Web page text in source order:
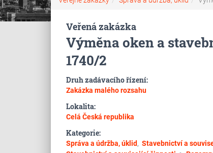
Veřená zakázka
Výměna oken a
1740/2
Druh zadávacího řízení:
Zakázka malého rozsahu
Lokalita:
Celá Česká republika
Kategorie:
Správa a údržba, úklid, Stavebnictví a